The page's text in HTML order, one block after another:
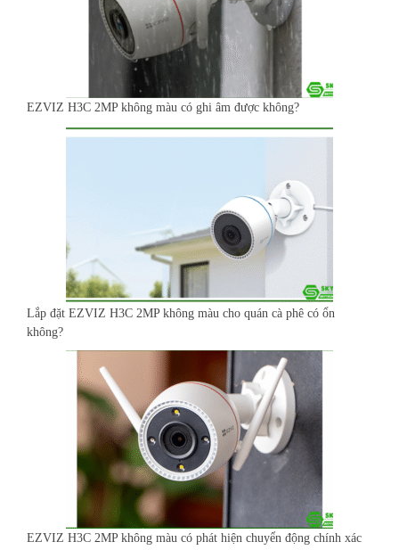
EZVIZ H3C 2MP không màu có ghi âm được không?
Lắp đặt EZVIZ H3C 2MP không màu cho quán cà phê có ổn
không?
EZVIZ H3C 2MP không màu có phát hiện chuyển động chính xác